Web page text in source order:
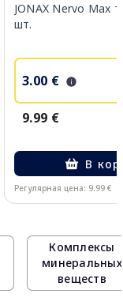
JONAX Nervo Max
шт.
3.00 €
9.99 €
В
Регулярная цена: 9.99 €
Комплексы
минеральных
веществ